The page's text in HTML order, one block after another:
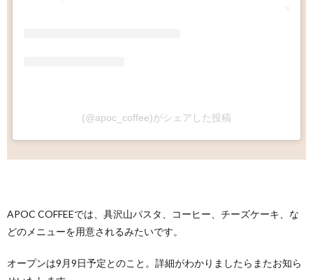
(@apoc_coffee)がシェアした投稿
APOC COFFEEでは、具沢山パスタ、コーヒー、チーズケーキ、な
どのメニューを用意されるみたいです。
オープンは9月9日予定とのこと。詳細がわかりましたらまたお知ら